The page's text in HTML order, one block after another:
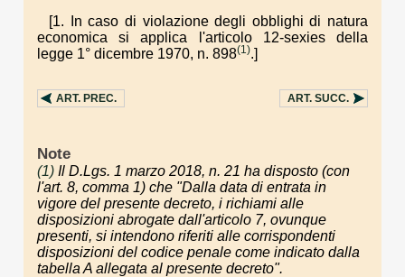
[1. In caso di violazione degli obblighi di natura
economica si applica l'articolo 12-sexies della
legge 1° dicembre 1970, n. 898(1).]
ART. PREC. ART. SUCC.
Note
(1) Il D.Lgs. 1 marzo 2018, n. 21 ha disposto (con
l'art. 8, comma 1) che "Dalla data di entrata in
vigore del presente decreto, i richiami alle
disposizioni abrogate dall'articolo 7, ovunque
presenti, si intendono riferiti alle corrispondenti
disposizioni del codice penale come indicato dalla
tabella A allegata al presente decreto".